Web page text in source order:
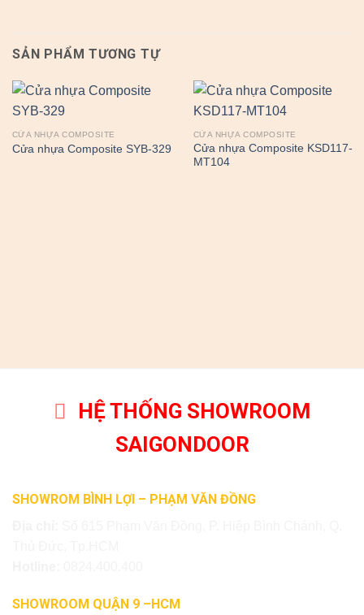
SẢN PHẨM TƯƠNG TỰ
CỬA NHỰA COMPOSITE
Cửa nhựa Composite SYB-329
CỬA NHỰA COMPOSITE
Cửa nhựa Composite KSD117-
MT104
HỆ THỐNG SHOWROOM
SAIGONDOOR
SHOWROM BÌNH LỢI – PHẠM VĂN ĐỒNG
SHOWROOM QUẬN 9 –HCM